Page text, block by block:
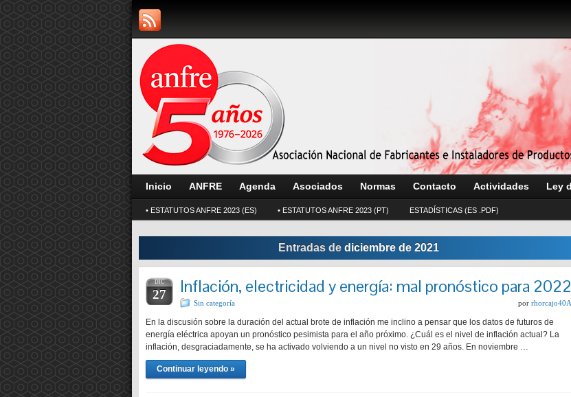
Inicio ANFRE Agenda Asociados Normas Contacto Actividades Ley
• ESTATUTOS ANFRE 2023 (ES) • ESTATUTOS ANFRE 2023 (PT) ESTADÍSTICAS (ES .PDF)
Entradas de diciembre de 2021
DIC
27 Inflación, electricidad y energía: mal pronóstico para 2022
Sin categoría por rhorcajo40A
En la discusión sobre la duración del actual brote de inflación me inclino a pensar que los datos de futuros de
energía eléctrica apoyan un pronóstico pesimista para el año próximo. ¿Cuál es el nivel de inflación actual? La
inflación, desgraciadamente, se ha activado volviendo a un nivel no visto en 29 años. En noviembre …
Continuar leyendo »